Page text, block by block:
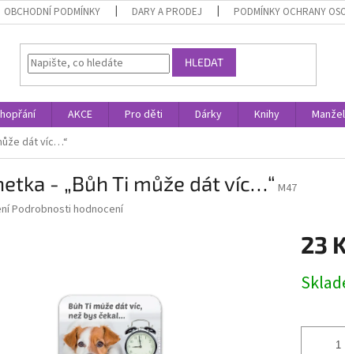
OBCHODNÍ PODMÍNKY DARY A PRODEJ PODMÍNKY OCHRANY
HLEDAT
AKCE Pro děti Dárky Knihy
dát víc…“
- „Bůh Ti může dát víc…“ M47
Podrobnosti hodnocení
23
cena: